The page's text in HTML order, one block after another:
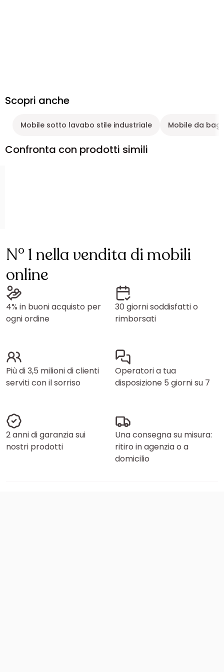
Scopri anche
Mobile sotto lavabo stile industriale Mobile da
Confronta con prodotti simili
N° 1 nella vendita di mobili
online
4% in buoni acquisto per
ogni ordine
30 giorni soddisfatti o
rimborsati
Più di 3,5 milioni di clienti
serviti con il sorriso
Operatori a tua
disposizione 5 giorni su 7
2 anni di garanzia sui
nostri prodotti
Una consegna su misura:
ritiro in agenzia o a
domicilio